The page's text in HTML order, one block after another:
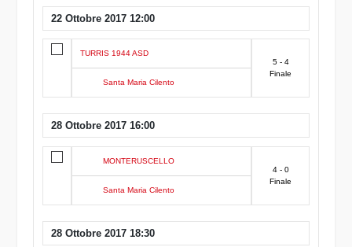
22 Ottobre 2017 12:00
TURRIS 1944 ASD
Santa Maria Cilento
5 - 4
Finale
28 Ottobre 2017 16:00
MONTERUSCELLO
Santa Maria Cilento
4 - 0
Finale
28 Ottobre 2017 18:30